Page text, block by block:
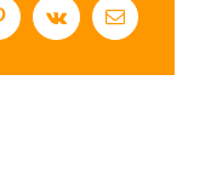
Vk
E-
mail